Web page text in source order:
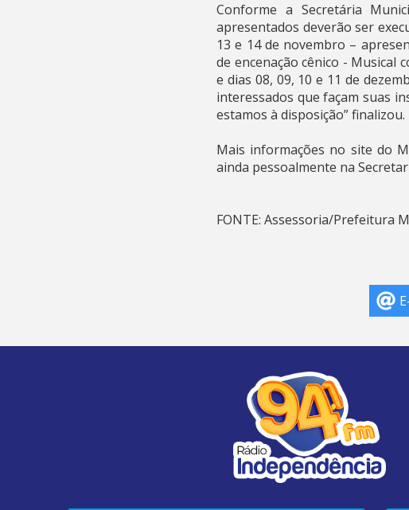
Conforme a Secretária
apresentados deverão ser
13 e 14 de novembro –
de encenação cênico - Musical
e dias 08, 09, 10 e 11 de
interessados que façam suas
estamos à disposição” finalizou.
Mais informações no site do
ainda pessoalmente na
FONTE: Assessoria/Prefeitura